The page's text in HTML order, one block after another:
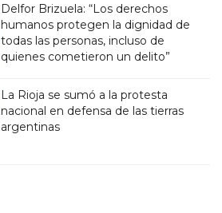
Delfor Brizuela: “Los derechos
humanos protegen la dignidad de
todas las personas, incluso de
quienes cometieron un delito”
La Rioja se sumó a la protesta
nacional en defensa de las tierras
argentinas